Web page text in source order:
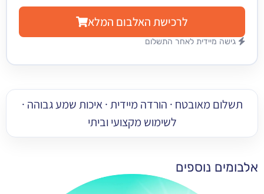
לרכישת האלבום המלא
מיידית לאחר התשלום
מאובטח · הורדה מיידית · איכות שמע גבוהה ·
לשימוש מקצועי וביתי
נוספים